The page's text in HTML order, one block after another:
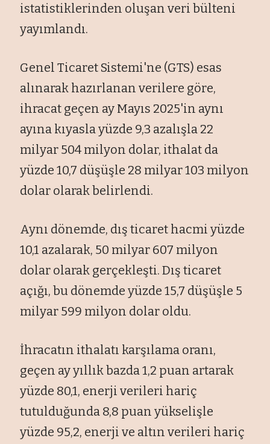
istatistiklerinden oluşan veri bülteni
yayımlandı.
Genel Ticaret Sistemi'ne (GTS) esas
alınarak hazırlanan verilere göre,
ihracat geçen ay Mayıs 2025'in aynı
ayına kıyasla yüzde 9,3 azalışla 22
milyar 504 milyon dolar, ithalat da
yüzde 10,7 düşüşle 28 milyar 103 milyon
dolar olarak belirlendi.
Aynı dönemde, dış ticaret hacmi yüzde
10,1 azalarak, 50 milyar 607 milyon
dolar olarak gerçekleşti. Dış ticaret
açığı, bu dönemde yüzde 15,7 düşüşle 5
milyar 599 milyon dolar oldu.
İhracatın ithalatı karşılama oranı,
geçen ay yıllık bazda 1,2 puan artarak
yüzde 80,1, enerji verileri hariç
tutulduğunda 8,8 puan yükselişle
yüzde 95,2, enerji ve altın verileri hariç